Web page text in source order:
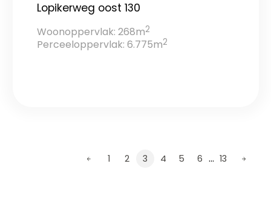
Lopikerweg oost 130
Woonoppervlak: 268m2
Perceeloppervlak: 6.775m2
1 2 3 4 5 6 … 13